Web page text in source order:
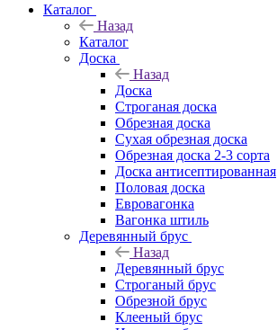
Каталог
Назад
Каталог
Доска
Назад
Доска
Строганая доска
Обрезная доска
Сухая обрезная доска
Обрезная доска 2-3 сорта
Доска антисептированная
Половая доска
Евровагонка
Вагонка штиль
Деревянный брус
Назад
Деревянный брус
Строганый брус
Обрезной брус
Клееный брус